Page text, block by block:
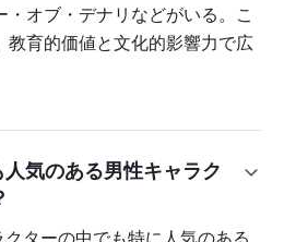
・オブ・デナリなどがいる。こ
教育的価値と文化的影響力で広
気のある男性キャラク